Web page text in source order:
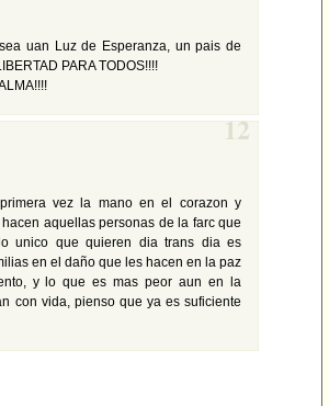
uan Luz de Esperanza, un pais de
PARA TODOS!!!!
12
vez la mano en el corazon y
aquellas personas de la farc que
unico que quieren dia trans dia es
en el daño que les hacen en la paz
y lo que es mas peor aun en la
con vida, pienso que ya es suficiente